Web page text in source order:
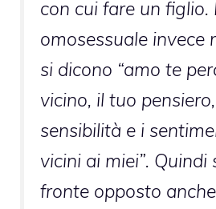
con cui fare un figlio.
omosessuale invece
si dicono “amo te
vicino, il tuo
sensibilità e i
vicini ai miei”. Quindi
fronte opposto anche